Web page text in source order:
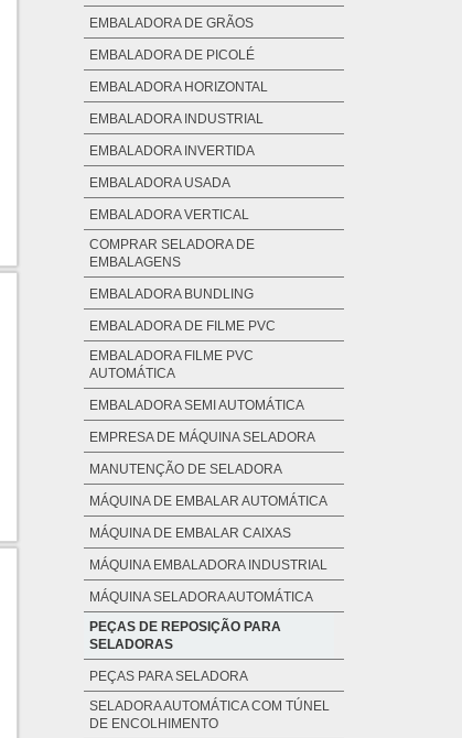
EMBALADORA DE GRÃOS
EMBALADORA DE PICOLÉ
EMBALADORA HORIZONTAL
EMBALADORA INDUSTRIAL
EMBALADORA INVERTIDA
EMBALADORA USADA
EMBALADORA VERTICAL
COMPRAR SELADORA DE
EMBALAGENS
EMBALADORA BUNDLING
EMBALADORA DE FILME PVC
EMBALADORA FILME PVC
AUTOMÁTICA
EMBALADORA SEMI AUTOMÁTICA
EMPRESA DE MÁQUINA SELADORA
MANUTENÇÃO DE SELADORA
MÁQUINA DE EMBALAR AUTOMÁTICA
MÁQUINA DE EMBALAR CAIXAS
MÁQUINA EMBALADORA INDUSTRIAL
MÁQUINA SELADORA AUTOMÁTICA
PEÇAS DE REPOSIÇÃO PARA
SELADORAS
PEÇAS PARA SELADORA
SELADORA AUTOMÁTICA COM TÚNEL
DE ENCOLHIMENTO